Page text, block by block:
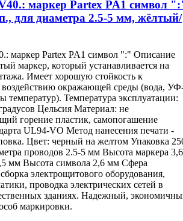
маркер Partex PA1 символ
для диаметра 2.5-5 мм, жёлтый/
маркер Partex PA1 символ ":" Описание
маркер, который устанавливается на
Имеет хорошую стойкость к
воздействию окражающей среды (вода,
температур). Температура эксплуатации:
Цельсия Материал: не
горение пластик, самопогашение
UL94-VO Метод нанесения печати -
Цвет: черный на желтом Упаковка
проводов 2.5-5 мм Высота маркера 3,6
мм Высота символа 2,6 мм Сфера
электрощитового оборудования,
проводка электрических сетей в
зданиях. Надежный,
маркировки.